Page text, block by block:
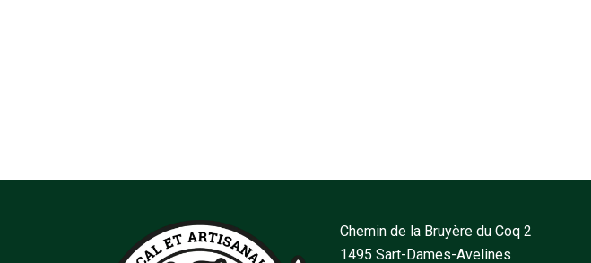
Chemin de la Bruyère du Coq 2
1495 Sart-Dames-Avelines